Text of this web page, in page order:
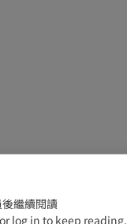
繼續閱讀
log in to keep reading.